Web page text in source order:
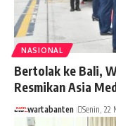
NASIONAL
Bertolak ke Bali,
Resmikan Asia
wartabanten Senin, 22